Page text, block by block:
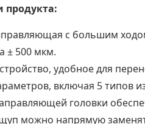
продукта:
с большим
± 500 мкм.
удобное для
включая 5 типов
головки
можно напрямую